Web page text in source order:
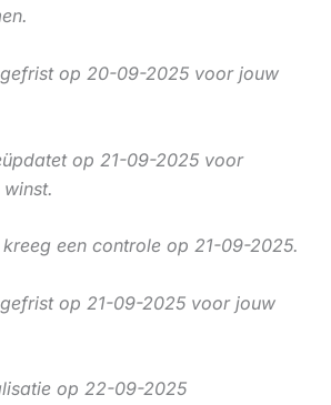
op 20-09-2025 voor jouw
op 21-09-2025 voor
een controle op 21-09-2025.
op 21-09-2025 voor jouw
op 22-09-2025